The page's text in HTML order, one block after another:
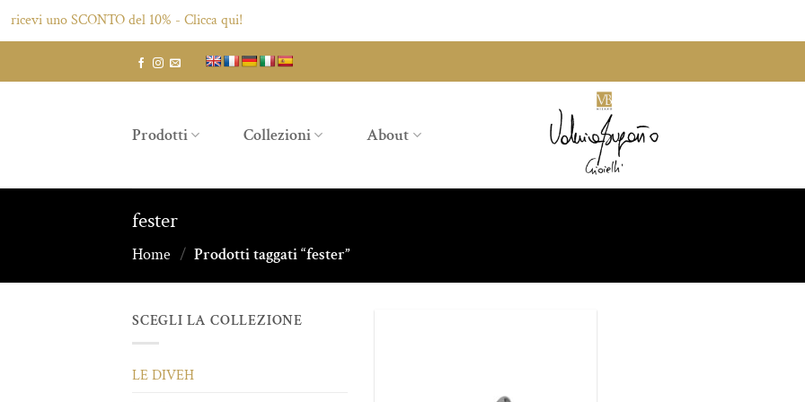
uno SCONTO del 10% - Clicca qui!
Prodotti Collezioni About
fester
Home / Prodotti taggati “fester”
SCEGLI LA COLLEZIONE
LE DIVEH